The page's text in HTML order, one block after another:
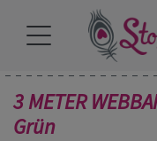
3 METER
Grün